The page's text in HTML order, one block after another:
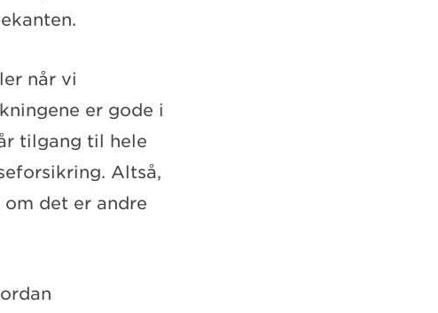
når vi
er gode i
tilgang til hele
Altså,
det er andre